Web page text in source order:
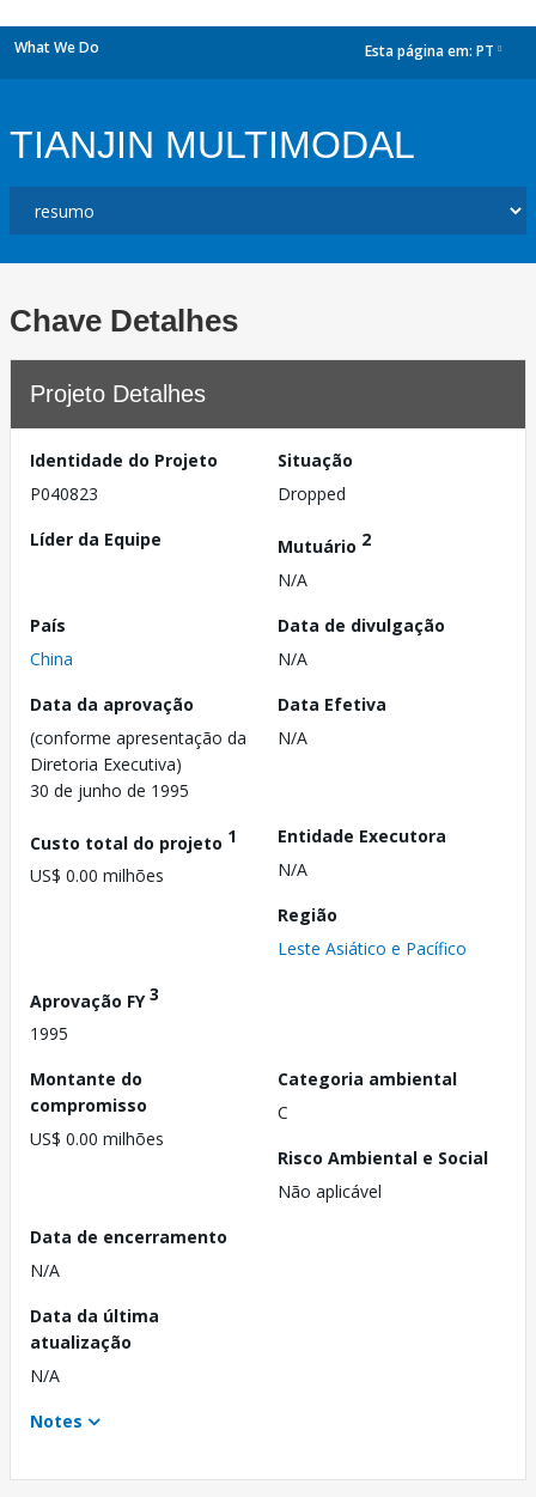
What We Do Esta página em: PT
TIANJIN MULTIMODAL
Chave Detalhes
Projeto Detalhes
Identidade do Projeto
P040823
Situação
Dropped
Líder da Equipe
Mutuário 2
N/A
País
China
Data de divulgação
N/A
Data da aprovação
(conforme apresentação da
Diretoria Executiva)
30 de junho de 1995
Data Efetiva
N/A
Custo total do projeto 1
US$ 0.00 milhões
Entidade Executora
N/A
Região
Leste Asiático e Pacífico
Aprovação FY3
1995
Montante do
compromisso
US$ 0.00 milhões
Categoria ambiental
C
Risco Ambiental e Social
Não aplicável
Data de encerramento
N/A
Data da última
atualização
N/A
Notes